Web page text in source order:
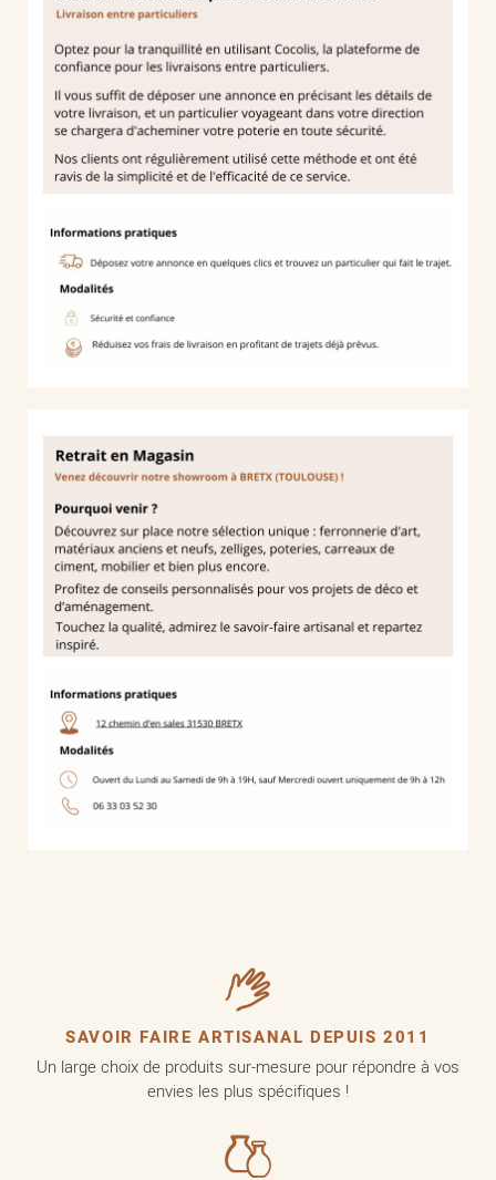
SAVOIR FAIRE ARTISANAL DEPUIS 2011
Un large choix de produits sur-mesure pour répondre à vos
envies les plus spécifiques !